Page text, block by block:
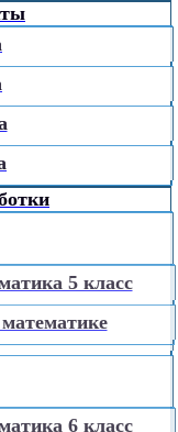
5 класс
6 класс